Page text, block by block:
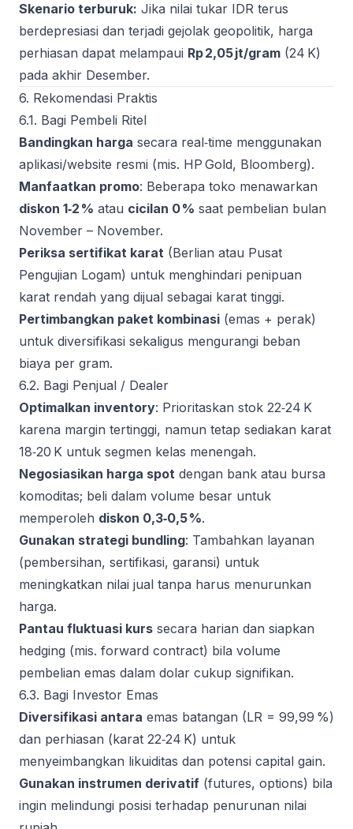
Skenario terburuk: Jika nilai tukar IDR terus
berdepresiasi dan terjadi gejolak geopolitik, harga
perhiasan dapat melampaui Rp 2,05 jt/gram (24 K)
pada akhir Desember.
6. Rekomendasi Praktis
6.1. Bagi Pembeli Ritel
Bandingkan harga secara real‑time menggunakan
aplikasi/website resmi (mis. HP Gold, Bloomberg).
Manfaatkan promo: Beberapa toko menawarkan
diskon 1‑2 % atau cicilan 0 % saat pembelian bulan
November – November.
Periksa sertifikat karat (Berlian atau Pusat
Pengujian Logam) untuk menghindari penipuan
karat rendah yang dijual sebagai karat tinggi.
Pertimbangkan paket kombinasi (emas + perak)
untuk diversifikasi sekaligus mengurangi beban
biaya per gram.
6.2. Bagi Penjual / Dealer
Optimalkan inventory: Prioritaskan stok 22‑24 K
karena margin tertinggi, namun tetap sediakan karat
18‑20 K untuk segmen kelas menengah.
Negosiasikan harga spot dengan bank atau bursa
komoditas; beli dalam volume besar untuk
memperoleh diskon 0,3‑0,5 %.
Gunakan strategi bundling: Tambahkan layanan
(pembersihan, sertifikasi, garansi) untuk
meningkatkan nilai jual tanpa harus menurunkan
harga.
Pantau fluktuasi kurs secara harian dan siapkan
hedging (mis. forward contract) bila volume
pembelian emas dalam dolar cukup signifikan.
6.3. Bagi Investor Emas
Diversifikasi antara emas batangan (LR = 99,99 %)
dan perhiasan (karat 22‑24 K) untuk
menyeimbangkan likuiditas dan potensi capital gain.
Gunakan instrumen derivatif (futures, options) bila
ingin melindungi posisi terhadap penurunan nilai